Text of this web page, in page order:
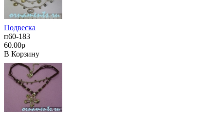
Подвеска
п60-183
60.00р
В Корзину